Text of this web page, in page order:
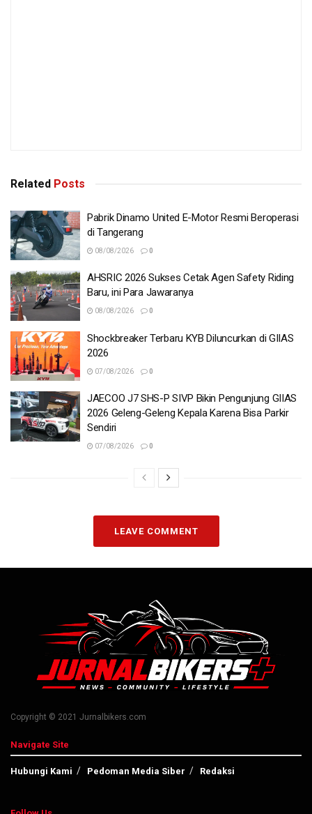
Related Posts
Pabrik Dinamo United E-Motor Resmi Beroperasi
di Tangerang
08/08/2026 0
AHSRIC 2026 Sukses Cetak Agen Safety Riding
Baru, ini Para Jawaranya
08/08/2026 0
Shockbreaker Terbaru KYB Diluncurkan di GIIAS
2026
07/08/2026 0
JAECOO J7 SHS-P SIVP Bikin Pengunjung GIIAS
2026 Geleng-Geleng Kepala Karena Bisa Parkir
Sendiri
07/08/2026 0
LEAVE COMMENT
Copyright © 2021 Jurnalbikers.com
Navigate Site
Hubungi Kami Pedoman Media Siber Redaksi